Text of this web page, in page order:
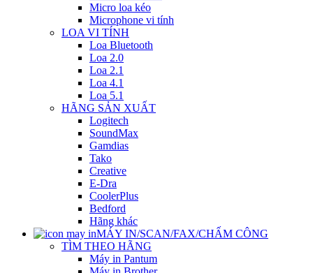
Micro loa kéo
Microphone vi tính
LOA VI TÍNH
Loa Bluetooth
Loa 2.0
Loa 2.1
Loa 4.1
Loa 5.1
HÃNG SẢN XUẤT
Logitech
SoundMax
Gamdias
Tako
Creative
E-Dra
CoolerPlus
Bedford
Hãng khác
MÁY IN/SCAN/FAX/CHẤM CÔNG
TÌM THEO HÃNG
Máy in Pantum